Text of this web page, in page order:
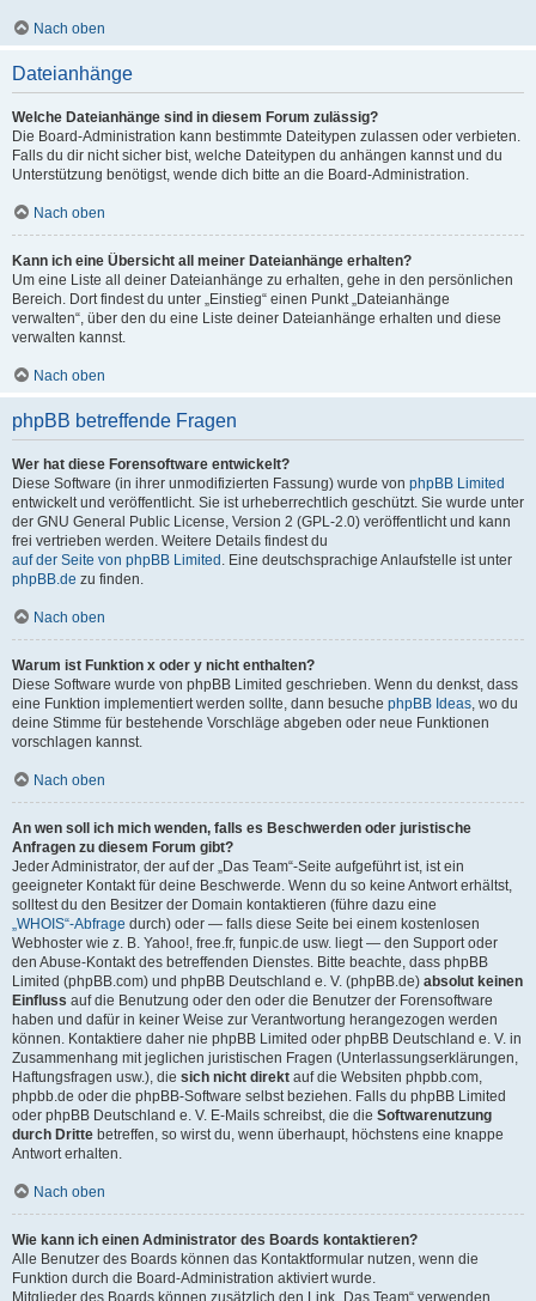
Nach oben
Dateianhänge
Welche Dateianhänge sind in diesem Forum zulässig?
Die Board-Administration kann bestimmte Dateitypen zulassen oder verbieten.
Falls du dir nicht sicher bist, welche Dateitypen du anhängen kannst und du
Unterstützung benötigst, wende dich bitte an die Board-Administration.
Nach oben
Kann ich eine Übersicht all meiner Dateianhänge erhalten?
Um eine Liste all deiner Dateianhänge zu erhalten, gehe in den persönlichen
Bereich. Dort findest du unter „Einstieg“ einen Punkt „Dateianhänge
verwalten“, über den du eine Liste deiner Dateianhänge erhalten und diese
verwalten kannst.
Nach oben
phpBB betreffende Fragen
Wer hat diese Forensoftware entwickelt?
Diese Software (in ihrer unmodifizierten Fassung) wurde von phpBB Limited
entwickelt und veröffentlicht. Sie ist urheberrechtlich geschützt. Sie wurde unter
der GNU General Public License, Version 2 (GPL-2.0) veröffentlicht und kann
frei vertrieben werden. Weitere Details findest du
auf der Seite von phpBB Limited . Eine deutschsprachige Anlaufstelle ist unter
phpBB.de zu finden.
Nach oben
Warum ist Funktion x oder y nicht enthalten?
Diese Software wurde von phpBB Limited geschrieben. Wenn du denkst, dass
eine Funktion implementiert werden sollte, dann besuche phpBB Ideas, wo du
deine Stimme für bestehende Vorschläge abgeben oder neue Funktionen
vorschlagen kannst.
Nach oben
An wen soll ich mich wenden, falls es Beschwerden oder juristische
Anfragen zu diesem Forum gibt?
Jeder Administrator, der auf der „Das Team“-Seite aufgeführt ist, ist ein
geeigneter Kontakt für deine Beschwerde. Wenn du so keine Antwort erhältst,
solltest du den Besitzer der Domain kontaktieren (führe dazu eine
„WHOIS“-Abfrage durch) oder — falls diese Seite bei einem kostenlosen
Webhoster wie z. B. Yahoo!, free.fr, funpic.de usw. liegt — den Support oder
den Abuse-Kontakt des betreffenden Dienstes. Bitte beachte, dass phpBB
Limited (phpBB.com) und phpBB Deutschland e. V. (phpBB.de) absolut keinen
Einfluss auf die Benutzung oder den oder die Benutzer der Forensoftware
haben und dafür in keiner Weise zur Verantwortung herangezogen werden
können. Kontaktiere daher nie phpBB Limited oder phpBB Deutschland e. V. in
Zusammenhang mit jeglichen juristischen Fragen (Unterlassungserklärungen,
Haftungsfragen usw.), die sich nicht direkt auf die Websiten phpbb.com,
phpbb.de oder die phpBB-Software selbst beziehen. Falls du phpBB Limited
oder phpBB Deutschland e. V. E-Mails schreibst, die die Softwarenutzung
durch Dritte betreffen, so wirst du, wenn überhaupt, höchstens eine knappe
Antwort erhalten.
Nach oben
Wie kann ich einen Administrator des Boards kontaktieren?
Alle Benutzer des Boards können das Kontaktformular nutzen, wenn die
Funktion durch die Board-Administration aktiviert wurde.
Mitglieder des Boards können zusätzlich den Link „Das Team“ verwenden.